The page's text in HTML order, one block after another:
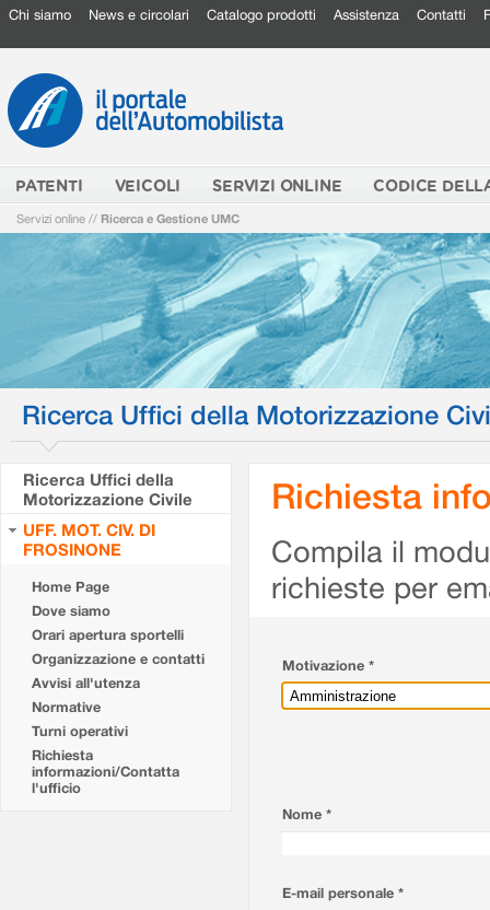
Chi siamo News e circolari Catalogo prodotti Assistenza Contatti
PATENTI VEICOLI SERVIZI ONLINE CODICE
Servizi online // Ricerca e Gestione UMC
Ricerca Uffici della Motorizzazione
Ricerca Uffici della
Motorizzazione Civile
UFF. MOT. CIV. DI
FROSINONE
Home Page
Dove siamo
Orari apertura sportelli
Organizzazione e contatti
Avvisi all'utenza
Normative
Turni operativi
Richiesta
informazioni/Contatta
l'ufficio
Richiesta
Compila il
richieste per
Motivazione *
Nome *
E-mail personale *